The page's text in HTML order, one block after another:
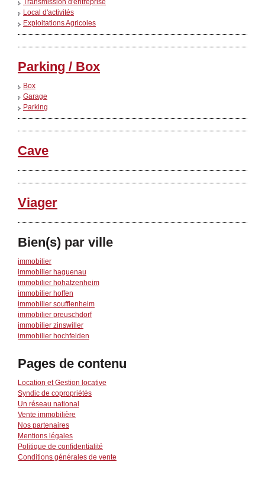
Transmission d'entreprise
Local d'activités
Exploitations Agricoles
Parking / Box
Box
Garage
Parking
Cave
Viager
Bien(s) par ville
immobilier
immobilier haguenau
immobilier hohatzenheim
immobilier hoffen
immobilier soufflenheim
immobilier preuschdorf
immobilier zinswiller
immobilier hochfelden
Pages de contenu
Location et Gestion locative
Syndic de copropriétés
Un réseau national
Vente immobilière
Nos partenaires
Mentions légales
Politique de confidentialité
Conditions générales de vente